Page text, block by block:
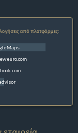
από πλατφόρμες: